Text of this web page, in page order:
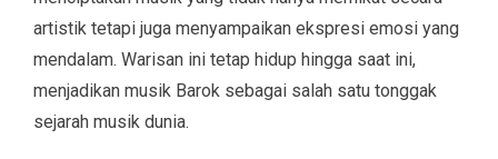
artistik tetapi juga menyampaikan ekspresi emosi yang
mendalam. Warisan ini tetap hidup hingga saat ini,
menjadikan musik Barok sebagai salah satu tonggak
sejarah musik dunia.